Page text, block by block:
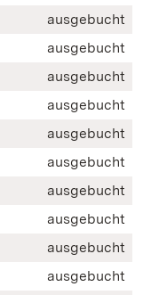
ausgebucht
ausgebucht
ausgebucht
ausgebucht
ausgebucht
ausgebucht
ausgebucht
ausgebucht
ausgebucht
ausgebucht